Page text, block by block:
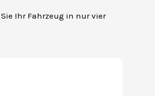
Ihr Fahrzeug in nur vier